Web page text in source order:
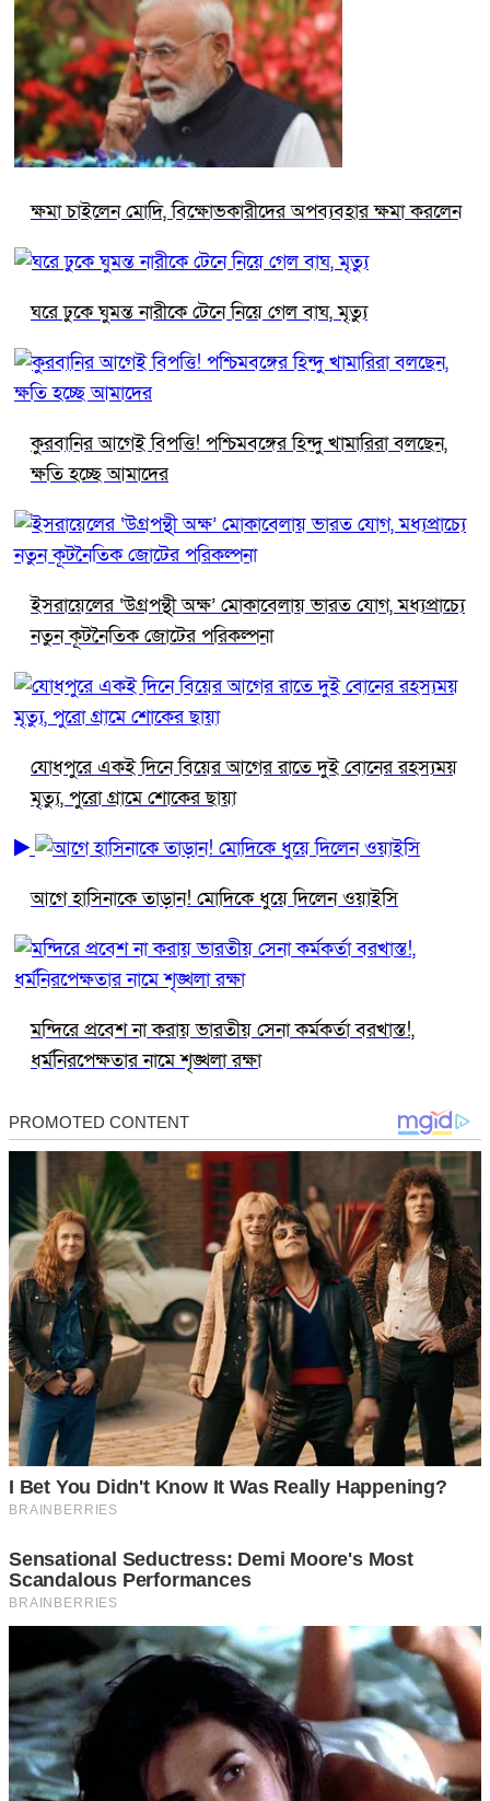
ক্ষমা চাইলেন মোদি, বিক্ষোভকারীদের অপব্যবহার ক্ষমা করলেন
ঘরে ঢুকে ঘুমন্ত নারীকে টেনে নিয়ে গেল বাঘ, মৃত্যু
কুরবানির আগেই বিপত্তি! পশ্চিমবঙ্গের হিন্দু খামারিরা বলছেন,
ক্ষতি হচ্ছে আমাদের
ইসরায়েলের ‘উগ্রপন্থী অক্ষ’ মোকাবেলায় ভারত যোগ, মধ্যপ্রাচ্যে
নতুন কূটনৈতিক জোটের পরিকল্পনা
যোধপুরে একই দিনে বিয়ের আগের রাতে দুই বোনের রহস্যময়
মৃত্যু, পুরো গ্রামে শোকের ছায়া
আগে হাসিনাকে তাড়ান! মোদিকে ধুয়ে দিলেন ওয়াইসি
মন্দিরে প্রবেশ না করায় ভারতীয় সেনা কর্মকর্তা বরখাস্ত!,
ধর্মনিরপেক্ষতার নামে শৃঙ্খলা রক্ষা